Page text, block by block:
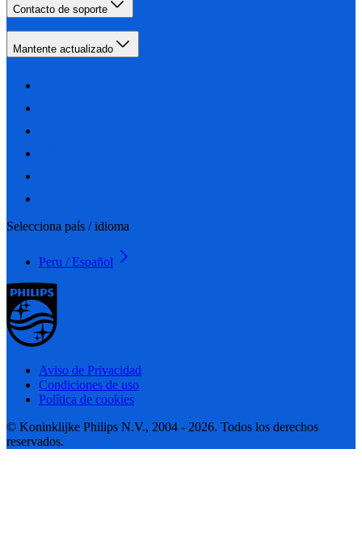
Contacto de soporte
Mantente actualizado
Selecciona país / idioma
Peru / Español
Aviso de Privacidad
Condiciones de uso
Política de cookies
© Koninklijke Philips N.V., 2004 - 2026. Todos los derechos
reservados.